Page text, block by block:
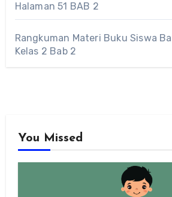
Halaman 51 BAB 2
Rangkuman Materi Buku Siswa
Kelas 2 Bab 2
You Missed